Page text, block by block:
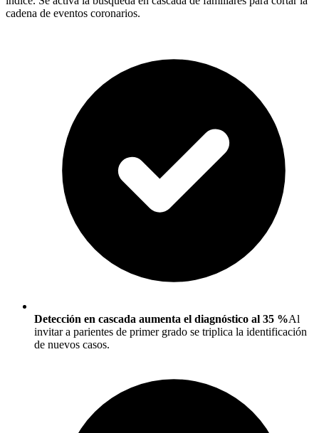
cadena de eventos coronarios.
Detección en cascada aumenta el diagnóstico al 35 %Al
invitar a parientes de primer grado se triplica la identificación
de nuevos casos.